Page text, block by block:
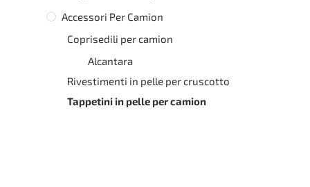
Accessori Per Camion
Coprisedili per camion
Alcantara
Rivestimenti in pelle per cruscotto
Tappetini in pelle per camion